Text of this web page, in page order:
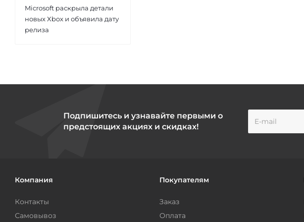
Microsoft раскрыла детали
новых Xbox и объявила дату
релиза
Подпишитесь и узнавайте первыми о
предстоящих акциях и скидках!
Компания
Контакты
Самовывоз
Покупателям
Заказ
Оплата